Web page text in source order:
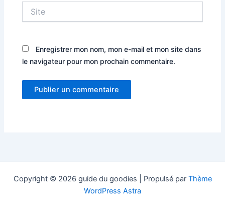
Enregistrer mon nom, mon e-mail et mon site dans
le navigateur pour mon prochain commentaire.
Copyright © 2026 guide du goodies | Propulsé par Thème
WordPress Astra